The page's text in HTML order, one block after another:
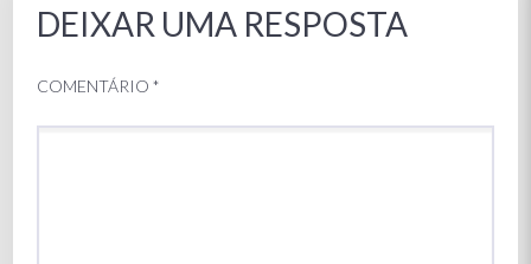
DEIXAR UMA RESPOSTA
COMENTÁRIO*